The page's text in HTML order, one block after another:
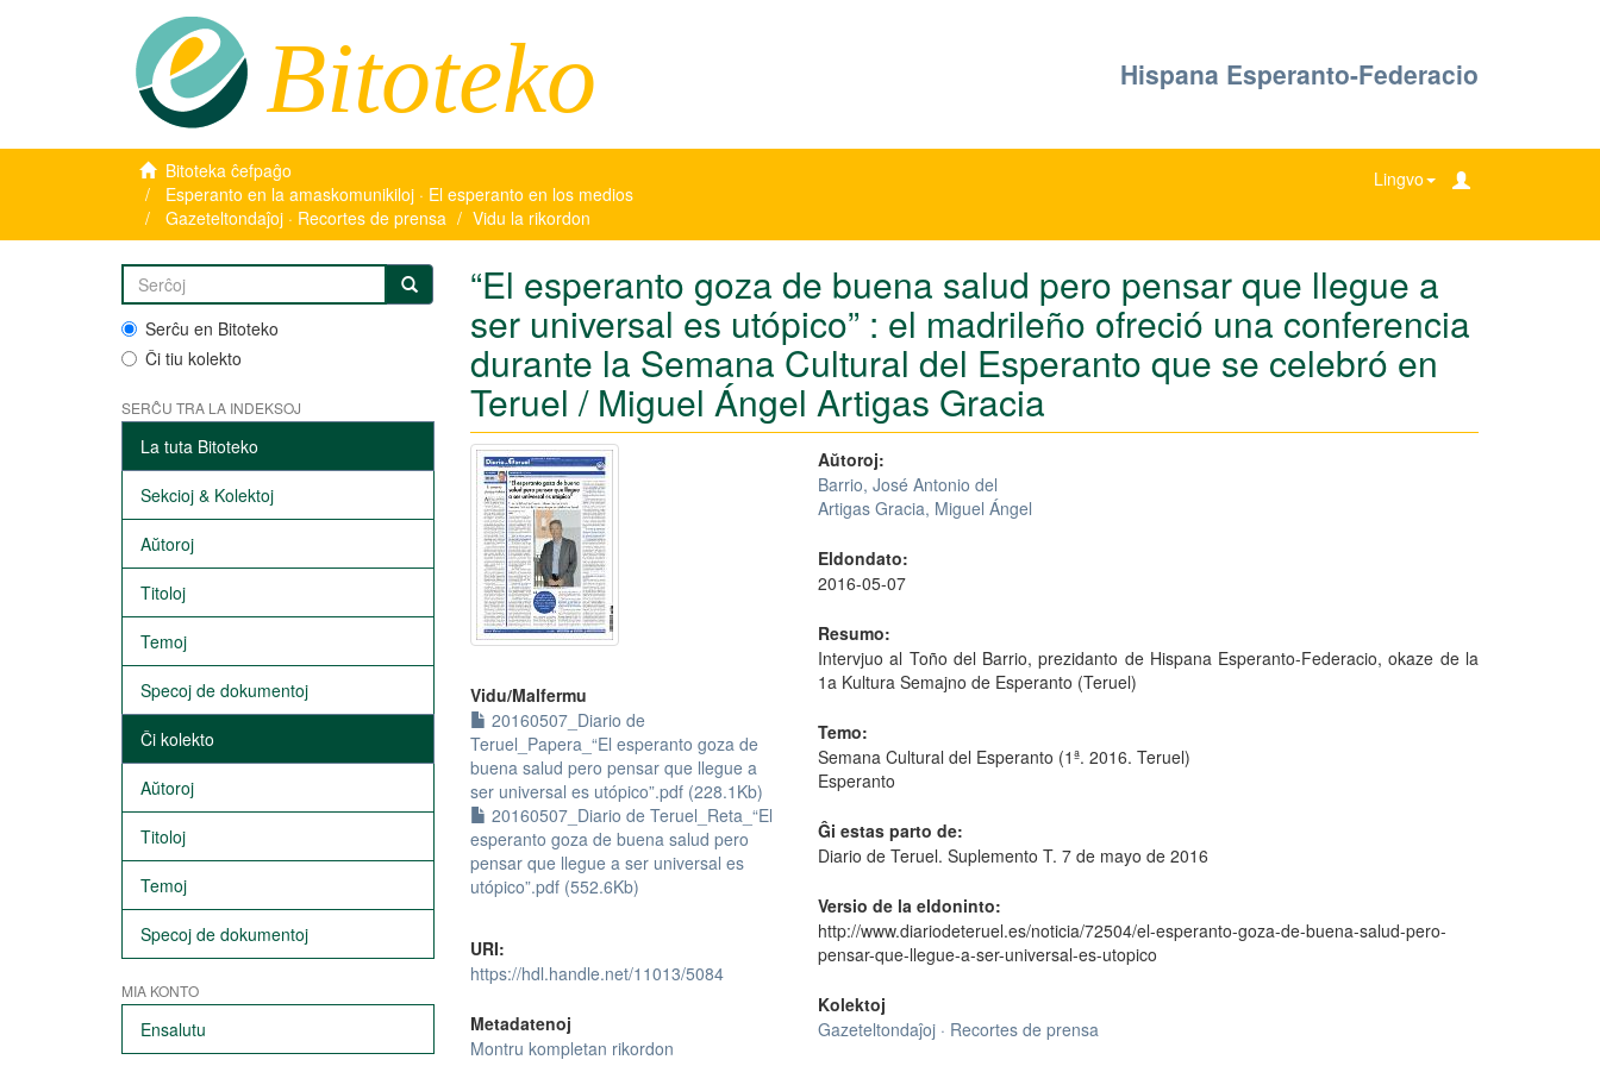
Bitoteko Hispana Esperanto-Federacio
Bitoteka ĉefpaĝo
Esperanto en la amaskomunikiloj · El esperanto en los medios
Gazeteltondaĵoj · Recortes de prensa
Vidu la rikordon
Lingvo
Serĉu en Bitoteko
Ĉi tiu kolekto
SERĈU TRA LA INDEKSOJ
La tuta Bitoteko
Sekcioj & Kolektoj
Aŭtoroj
Titoloj
Temoj
Specoj de dokumentoj
Ĉi kolekto
Aŭtoroj
Titoloj
Temoj
Specoj de dokumentoj
MIA KONTO
Ensalutu
“El esperanto goza de buena salud pero pensar que llegue a
ser universal es utópico” : el madrileño ofreció una conferencia
durante la Semana Cultural del Esperanto que se celebró en
Teruel / Miguel Ángel Artigas Gracia
Vidu/Malfermu
20160507_Diario de
Teruel_Papera_“El esperanto goza de
buena salud pero pensar que llegue a
ser universal es utópico”.pdf (228.1Kb)
20160507_Diario de Teruel_Reta_“El
esperanto goza de buena salud pero
pensar que llegue a ser universal es
utópico”.pdf (552.6Kb)
URI:
https://hdl.handle.net/11013/5084
Metadatenoj
Montru kompletan rikordon
Aŭtoroj:
Barrio, José Antonio del
Artigas Gracia, Miguel Ángel
Eldondato:
2016-05-07
Resumo:
Intervjuo al Toño del Barrio, prezidanto de Hispana Esperanto-Federacio, okaze de la
1a Kultura Semajno de Esperanto (Teruel)
Temo:
Semana Cultural del Esperanto (1ª. 2016. Teruel)
Esperanto
Ĝi estas parto de:
Diario de Teruel. Suplemento T. 7 de mayo de 2016
Versio de la eldoninto:
http://www.diariodeteruel.es/noticia/72504/el-esperanto-goza-de-buena-salud-pero-
pensar-que-llegue-a-ser-universal-es-utopico
Kolektoj
Gazeteltondaĵoj · Recortes de prensa